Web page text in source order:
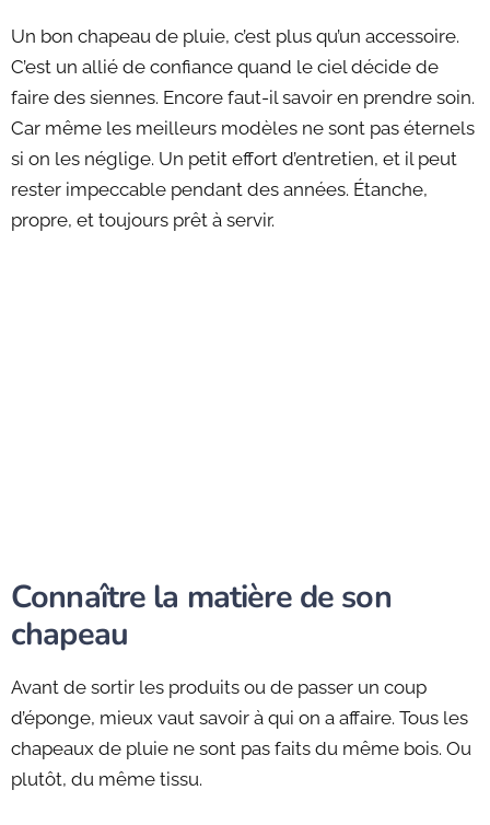
Un bon chapeau de pluie, c’est plus qu’un accessoire.
C’est un allié de confiance quand le ciel décide de
faire des siennes. Encore faut-il savoir en prendre soin.
Car même les meilleurs modèles ne sont pas éternels
si on les néglige. Un petit effort d’entretien, et il peut
rester impeccable pendant des années. Étanche,
propre, et toujours prêt à servir.
Connaître la matière de son
chapeau
Avant de sortir les produits ou de passer un coup
d’éponge, mieux vaut savoir à qui on a affaire. Tous les
chapeaux de pluie ne sont pas faits du même bois. Ou
plutôt, du même tissu.